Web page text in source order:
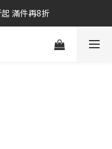
2件再9折
滿件再8折
圈 (贈完為止)
2件再9折